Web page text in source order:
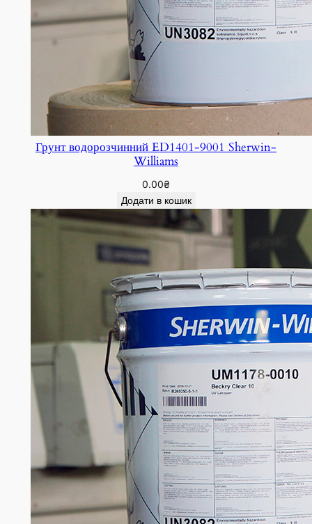
Грунт водорозчинний ED1401-9001 Sherwin-
Williams
0.00₴
Додати в кошик